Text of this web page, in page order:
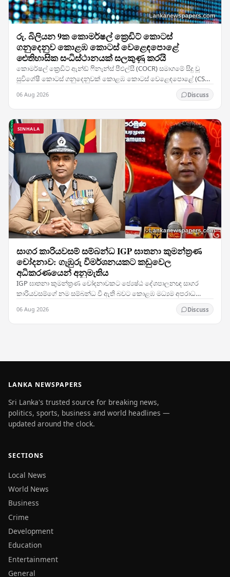
රු. බිලියන 9ක කොමර්ෂල් ක්‍රෙඩිට් කොටස්
ගනුදෙනුව කොළඹ කොටස් වෙළෙඳපොළේ
ඓතිහාසික සංධිස්ථානයක් සලකුණු කරයි
කොමර්ෂල් ක්‍රෙඩිට් ඇන්ඩ් ෆිනෑන්ස් පීඑල්සී (COCR) සමාගමේ සිදු වූ
සුවිශේෂී කොටස් ගනුදෙනුවක් කොළඹ කොටස් වෙළෙඳපොළේ (CSE)
06 Aug 2026 Discuss
SINHALA
සාගර කාරියවසම් සම්බන්ධ IGP ඝාතනා කුමන්ත්‍රණ
චෝදනාව: ගැඹුරු විමර්ශනයකට කඩුවෙල
අධිකරණයෙන් අනුමැතිය
IGP ඝාතනා කුමන්ත්‍රණ චෝදනාවකට ජ්‍යෙෂ්ඨ දේශපාලනඥ සාගර
කාරියවසම්ගේ නම සම්බන්ධ වී ඇති බවට කොළඹ මධ්‍යම අපරාධ
විමර්ශන කාර්යාංශය (CCIB) ඉදිරිපත් කළ වාර්තාව සලකා බැලූ…
06 Aug 2026 Discuss
LANKA NEWSPAPERS
Sri Lanka's trusted source for breaking news,
politics, sports, business and world headlines —
updated around the clock.
SECTIONS
Local News
World News
Business
Crime
Development
Education
Entertainment
General